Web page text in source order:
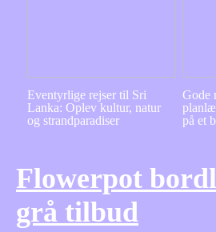
Eventyrlige rejser til Sri
Lanka: Oplev kultur, natur
og strandparadiser
Gode
på et
Flowerpot
grå tilbud